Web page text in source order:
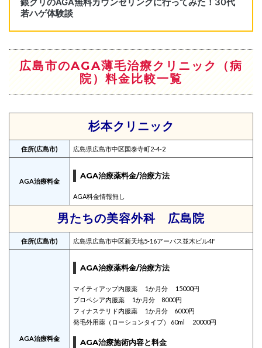
広島市のAGA薄毛治療クリニック（病
院）料金比較一覧
杉本クリニック
住所(広島市) 広島県広島市中区国泰寺町2-4-2
AGA治療料金
AGA治療薬料金/治療方法
AGA料金情報無し
男たちの美容外科 広島院
住所(広島市) 広島県広島市中区新天地5-16アーバス並木ビル4F
AGA治療料金
AGA治療薬料金/治療方法
マイティアップ内服薬 1か月分 15000円
プロペシア内服薬 1か月分 8000円
フィナステリド内服薬 1か月分 6000円
発毛外用薬（ローションタイプ） 60ml 20000円
AGA治療施術内容と料金